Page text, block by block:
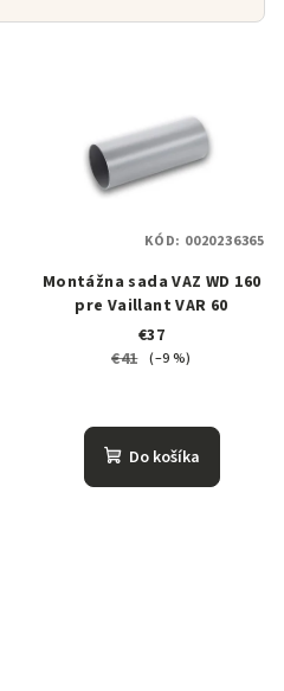
Montážna sada VAZ WD 160
pre Vaillant VAR 60
€37
€41 (–9 %)
Do košíka
KÓD: 0020236365